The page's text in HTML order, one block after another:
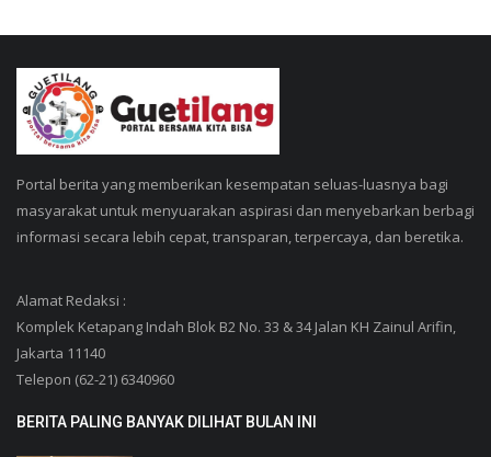
Portal berita yang memberikan kesempatan seluas-luasnya bagi
masyarakat untuk menyuarakan aspirasi dan menyebarkan berbagi
informasi secara lebih cepat, transparan, terpercaya, dan beretika.
Alamat Redaksi :
Komplek Ketapang Indah Blok B2 No. 33 & 34 Jalan KH Zainul Arifin,
Jakarta 11140
Telepon (62-21) 6340960
BERITA PALING BANYAK DILIHAT BULAN INI